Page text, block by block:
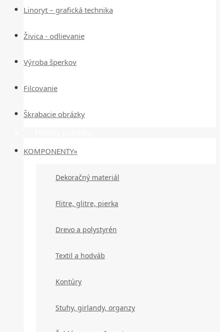
Linoryt – grafická technika
Živica - odlievanie
Výroba šperkov
Filcovanie
Škrabacie obrázky
KOMPONENTY»
Dekoračný materiál
Flitre, glitre, pierka
Drevo a polystyrén
Textil a hodváb
Kontúry
Stuhy, girlandy, organzy